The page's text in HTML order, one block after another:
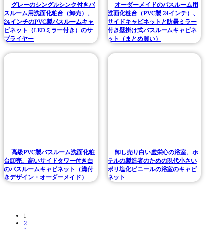
グレーのシングルシンク付きバ
スルーム用洗面化粧台（卸売）、
24インチのPVC製バスルームキャ
ビネット（LEDミラー付き）のサ
プライヤー
オーダーメイドのバスルーム用
洗面化粧台（PVC製 24インチ）、
サイドキャビネットと防曇ミラー
付き壁掛け式バスルームキャビネ
ット（まとめ買い）
高級PVC製バスルーム洗面化粧
台卸売、高いサイドタワー付き白
のバスルームキャビネット（溝付
きデザイン・オーダーメイド）
卸し売り白い虚栄心の浴室、ホ
テルの製造者のための現代小さい
ポリ塩化ビニールの浴室のキャビ
ネット
1
2